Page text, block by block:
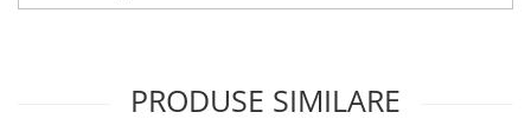
PRODUSE SIMILARE